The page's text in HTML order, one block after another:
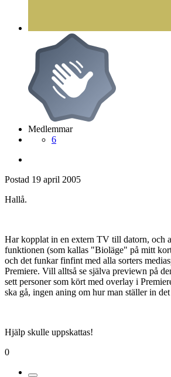
Medlemmar
6
Postad 19 april 2005
Hallå.
Har kopplat in en extern TV till datorn, och
funktionen (som kallas "Bioläge" på mitt
och det funkar finfint med alla sorters
Premiere. Vill alltså se själva previewn på
sett personer som kört med overlay i
ska gå, ingen aning om hur man ställer in
Hjälp skulle uppskattas!
0